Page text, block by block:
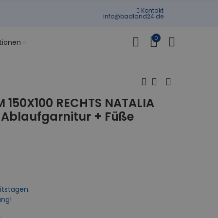
Kontakt
info@badland24.de
0
150X100 RECHTS NATALIA
Ablaufgarnitur + Füße